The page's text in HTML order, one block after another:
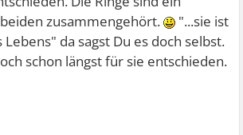
zusammengehört.
"...sie ist
da sagst Du es doch selbst.
schon längst für sie entschieden.